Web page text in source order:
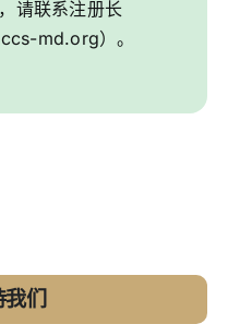
请联系注册长
md.org）。
们